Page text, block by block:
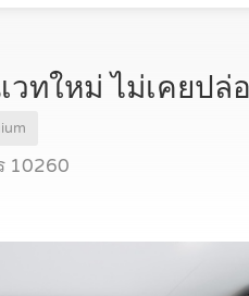
ทใหม่ ไม่เคยปล่
10260